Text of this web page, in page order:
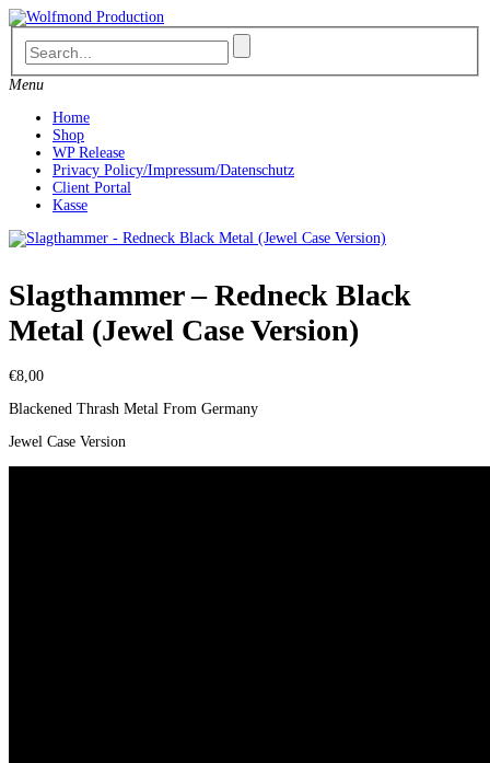
Skip
to
content
Menu
Home
Shop
WP Release
Privacy Policy/Impressum/Datenschutz
Client Portal
Kasse
Slagthammer – Redneck Black
Metal (Jewel Case Version)
€8,00
Blackened Thrash Metal From Germany
Jewel Case Version